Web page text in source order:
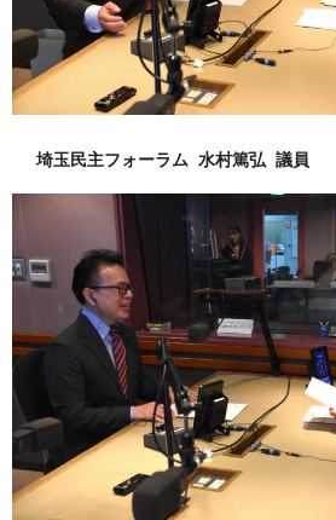
埼玉民主フォーラム 水村篤弘 議員